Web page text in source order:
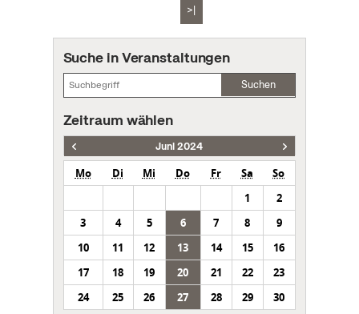
>|
Suche in Veranstaltungen
Suchen
Zeitraum wählen
Juni 2024
Mo Di Mi Do Fr Sa
So
1
2
3
4 5 6 7 8
9
10
11 12 13 14 15
16
17
18 19 20 21 22
23
24
25 26 27 28 29 30